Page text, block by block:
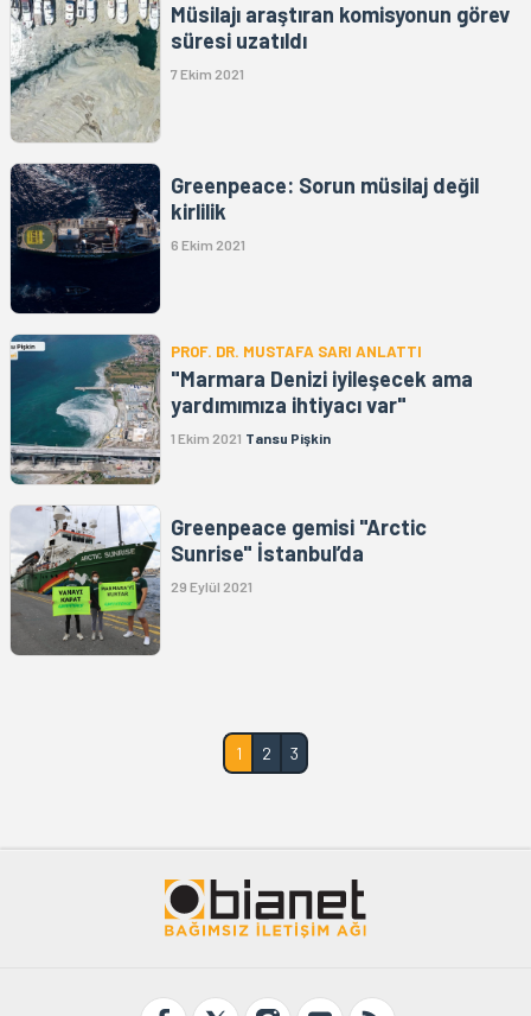
Müsilajı araştıran komisyonun görev
süresi uzatıldı
7 Ekim 2021
Greenpeace: Sorun müsilaj değil
kirlilik
6 Ekim 2021
PROF. DR. MUSTAFA SARI ANLATTI
"Marmara Denizi iyileşecek ama
yardımımıza ihtiyacı var"
1 Ekim 2021 Tansu Pişkin
Greenpeace gemisi "Arctic
Sunrise" İstanbul’da
29 Eylül 2021
1 2 3